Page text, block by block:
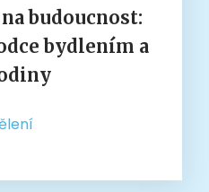
budoucnost:
bydlením a